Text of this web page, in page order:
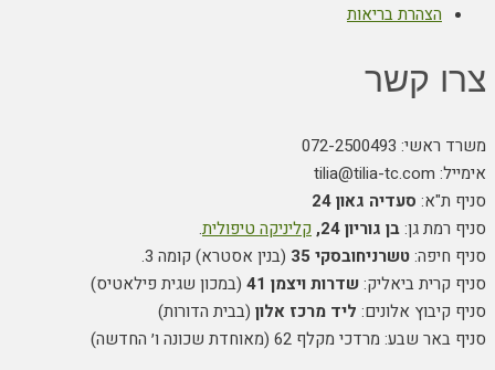
הצהרת בריאות
צרו קשר
משרד ראשי: 072-2500493
אימייל: tilia@tilia-tc.com
סניף ת"א: סעדיה גאון 24
סניף רמת גן:בן גוריון 24, קליניקה טיפולית.
סניף חיפה:טשרניחובסקי 35
(בנין אסטרא) קומה 3.
סניף קרית ביאליק:שדרות ויצמן 41
(במכון שגית פילאטיס)
סניף קיבוץ אלונים: ליד מרכז אלון (בבית הדורות)
סניף באר שבע: מרדכי מקלף 62 (מאוחדת שכונה ו׳ החדשה)